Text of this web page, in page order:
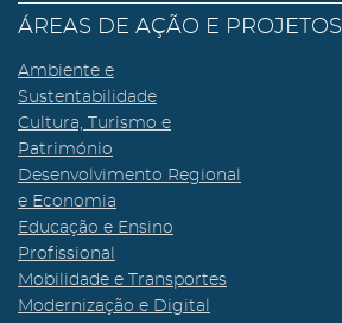
ÁREAS DE AÇÃO E PROJETOS
Ambiente e
Sustentabilidade
Cultura, Turismo e
Património
Desenvolvimento Regional
e Economia
Educação e Ensino
Profissional
Mobilidade e Transportes
Modernização e Digital